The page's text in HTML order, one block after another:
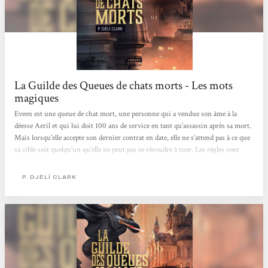
La Guilde des Queues de chats morts - Les mots
magiques
Eveen est une queue de chat mort, une personne qui a vendue son âme à la
déesse Aeril et qui lui doit 100 ans de service en tant qu’assassin après sa mort.
Mais lorsqu’elle accepte son dernier contrat en date, elle ne s’attend pas à ce que
sa cible soit quelqu’un qu’elle ne peut pas se résoudre à tuer. Les règles sont
ne peux pas trop en dire compte tenu de la taille de cette novella mais je peux
commencer par...
P. DJÈLÍ CLARK